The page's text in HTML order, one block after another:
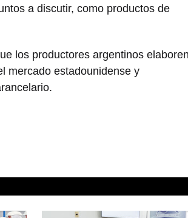
a discutir, como productos de
los productores argentinos
mercado estadounidense y